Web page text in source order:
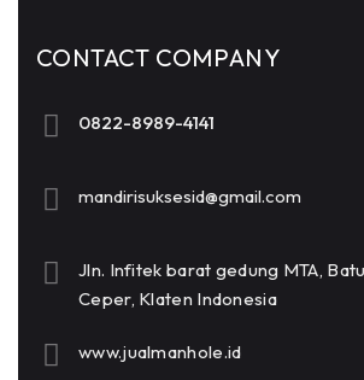
CONTACT COMPANY
0822-8989-4141
mandirisuksesid@gmail.com
Jln. Infitek barat gedung MTA,
Ceper, Klaten Indonesia
www.jualmanhole.id